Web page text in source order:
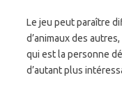
Le jeu peut paraître
d’animaux des
qui est la personne
d’autant plus